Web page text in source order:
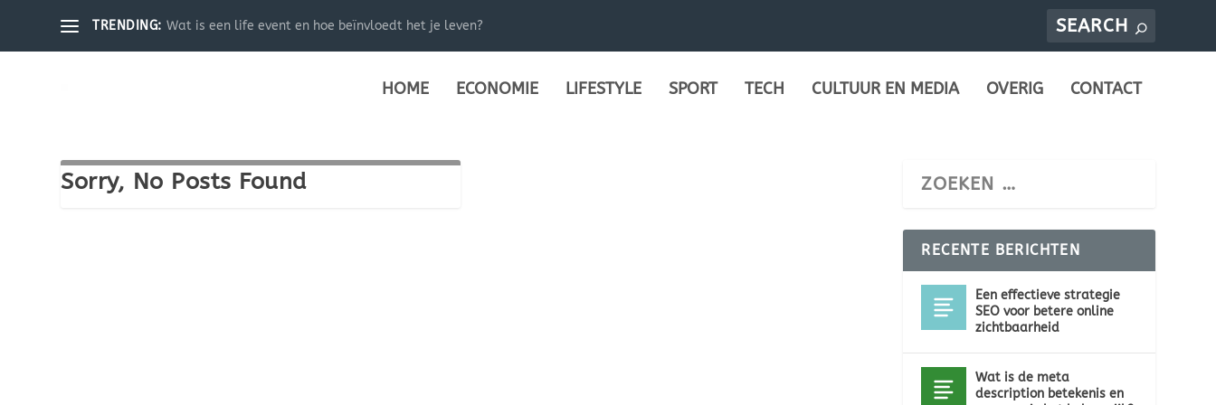
TRENDING: Wat is een life event en hoe beïnvloedt het je leven?
HOME ECONOMIE LIFESTYLE SPORT TECH CULTUUR EN MEDIA OVERIG CONTACT
Sorry, No Posts Found
RECENTE BERICHTEN
Een effectieve strategie
SEO voor betere online
zichtbaarheid
Wat is de meta
description betekenis en